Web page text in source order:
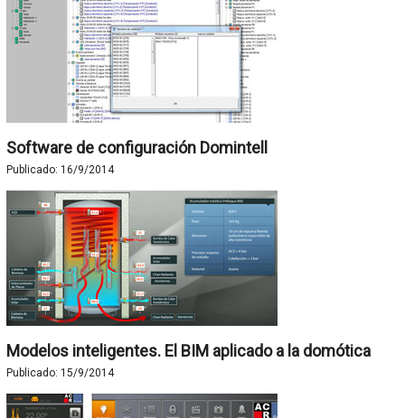
Software de configuración Domintell
Publicado: 16/9/2014
Modelos inteligentes. El BIM aplicado a la domótica
Publicado: 15/9/2014